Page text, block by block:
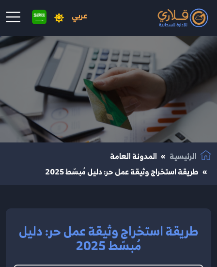
عربي
انتقال إلى المحتوى الرئيسي
الرئيسية
المدونة العامة
طريقة استخراج وثيقة عمل حر: دليل مُبسّط 2025
طريقة استخراج وثيقة عمل حر: دليل
مُبسّط 2025